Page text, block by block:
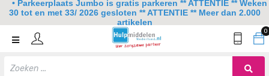
0
Home
• Parkeerplaats Jumbo is gratis parkeren ** ATTENTIE ** Weken
30 tot en met 33/ 2026 gesloten ** ATTENTIE ** Meer dan 2.000
artikelen